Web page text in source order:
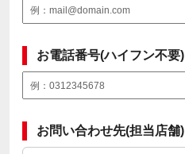
お電話番号(ハイフン不要)
お問い合わせ先(担当店舗)